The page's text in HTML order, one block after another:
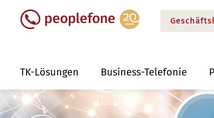
TK-Lösungen Business-Telefonie